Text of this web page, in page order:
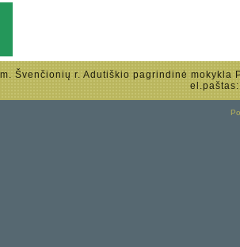
Švenčionių r. Adutiškio pagrindinė mokykla